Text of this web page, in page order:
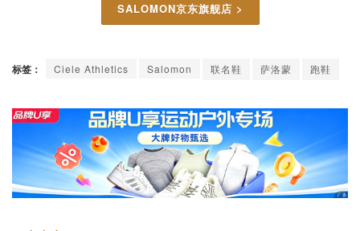
SALOMON京东旗舰店 >
标签： Ciele Athletics Salomon 联名鞋 萨洛蒙 跑鞋